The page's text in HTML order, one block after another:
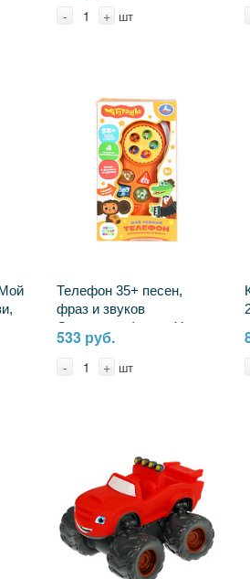
- + шт
Телефон 35+ песен,
фраз и звуков
Союзмультфильм Умка
B1637582-R5
533 руб.
- + шт